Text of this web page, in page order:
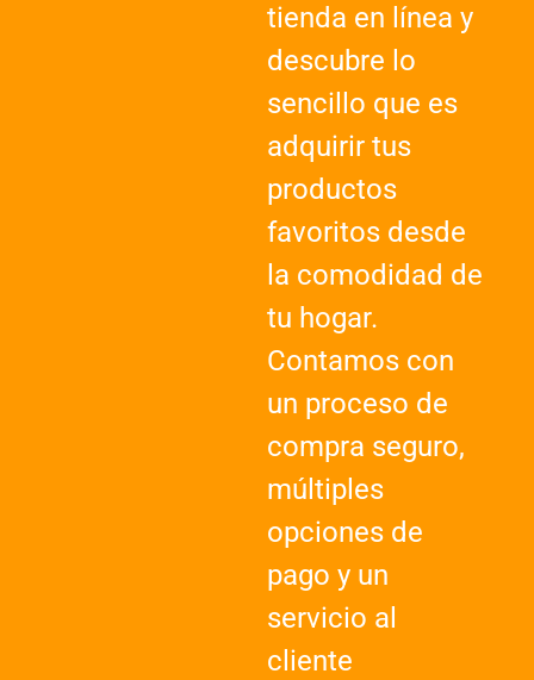
tienda en línea y
descubre lo
sencillo que es
adquirir tus
productos
favoritos desde
la comodidad de
tu hogar.
Contamos con
un proceso de
compra seguro,
múltiples
opciones de
pago y un
servicio al
cliente